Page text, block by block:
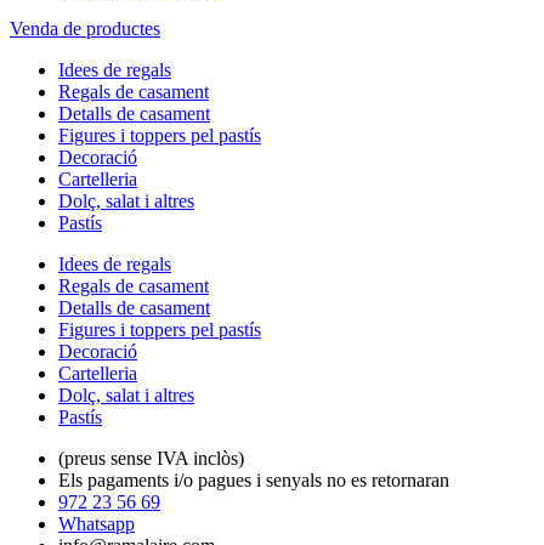
Venda de productes
Idees de regals
Regals de casament
Detalls de casament
Figures i toppers pel pastís
Decoració
Cartelleria
Dolç, salat i altres
Pastís
Idees de regals
Regals de casament
Detalls de casament
Figures i toppers pel pastís
Decoració
Cartelleria
Dolç, salat i altres
Pastís
(preus sense IVA inclòs)
Els pagaments i/o pagues i senyals no es retornaran
972 23 56 69
Whatsapp